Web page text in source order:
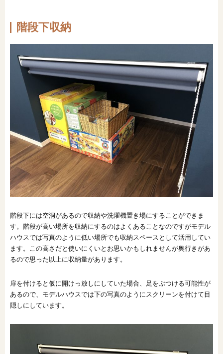
階段下収納
階段下には空洞があるので収納や洗濯機置き場にすることができま
す。階段が高い場所を収納にするのはよくあることなのですがモデル
ハウスでは写真のように低い場所でも収納スペースとして活用してい
ます。この高さだと使いにくいとお思いかもしれませんが奥行きがあ
るので思った以上に収納量があります。
扉を付けると仮に開けっ放しにしていた場合、足をぶつける可能性が
あるので、モデルハウスでは下の写真のようにスクリーンを付けて目
隠しにしています。